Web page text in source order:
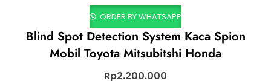
ORDER BY WHATSAPP
Blind Spot Detection System Kaca Spion
Mobil Toyota Mitsubitshi Honda
Rp2.200.000